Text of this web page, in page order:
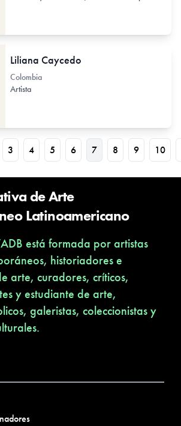
Liliana Caycedo
Colombia
Artista
3 4 5 6 7 8 9 10
de Arte
Latinoamericano
está formada por artistas
historiadores e
arte, curadores, críticos,
y estudiante de arte,
galeristas, coleccionistas y